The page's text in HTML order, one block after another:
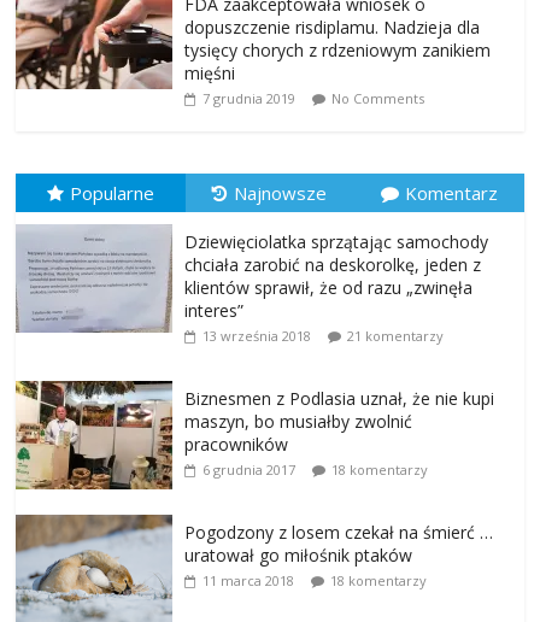
dopuszczenie risdiplamu. Nadzieja dla
tysięcy chorych z rdzeniowym zanikiem
mięśni
7 grudnia 2019 No Comments
Popularne Najnowsze Komentarz
Dziewięciolatka sprzątając samochody
chciała zarobić na deskorolkę, jeden z
klientów sprawił, że od razu „zwinęła
interes”
13 września 2018 21 komentarzy
Biznesmen z Podlasia uznał, że nie kupi
maszyn, bo musiałby zwolnić
pracowników
6 grudnia 2017 18 komentarzy
Pogodzony z losem czekał na śmierć …
uratował go miłośnik ptaków
11 marca 2018 18 komentarzy